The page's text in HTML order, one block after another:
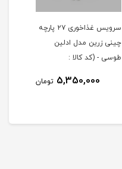
سرویس غذاخوری ۲۷ پارچه
چینی زرین مدل ادلین
طوسی - (کد کالا :
5,350,000 تومان